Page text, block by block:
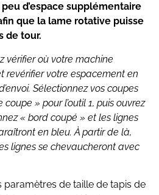
d’espace supplémentaire
que la lame rotative puisse
de tour.
vérifier où votre machine
revérifier votre espacement en
Sélectionnez vos coupes
» pour l’outil 1, puis ouvrez
« bord coupé » et les lignes
en bleu. À partir de là,
lignes se chevaucheront avec
paramètres de taille de tapis de